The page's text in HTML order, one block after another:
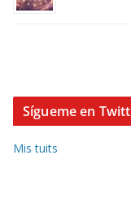
Sígueme en
Mis tuits